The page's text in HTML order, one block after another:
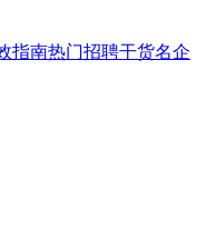
指南热门招聘干货名企